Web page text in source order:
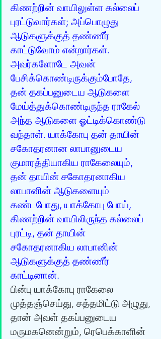
கிணற்றின் வாயிலுள்ள கல்லைப்
புரட்டுவார்கள்; அப்பொழுது
ஆடுகளுக்குத் தண்ணீர்
காட்டுவோம் என்றார்கள்.
அவர்களோடே அவன்
பேசிக்கொண்டிருக்கும்போதே,
தன் தகப்பனுடைய ஆடுகளை
மேய்த்துக்கொண்டிருந்த ராகேல்
அந்த ஆடுகளை ஓட்டிக்கொண்டு
வந்தாள். யாக்கோபு தன் தாயின்
சகோதரனான லாபானுடைய
குமாரத்தியாகிய ராகேலையும்,
தன் தாயின் சகோதரனாகிய
லாபானின் ஆடுகளையும்
கண்டபோது, யாக்கோபு போய்,
கிணற்றின் வாயிலிருந்த கல்லைப்
புரட்டி, தன் தாயின்
சகோதரனாகிய லாபானின்
ஆடுகளுக்குத் தண்ணீர்
காட்டினான்.
பின்பு யாக்கோபு ராகேலை
முத்தஞ்செய்து, சத்தமிட்டு அழுது,
தான் அவள் தகப்பனுடைய
மருமகனென்றும், ரெபெக்காளின்